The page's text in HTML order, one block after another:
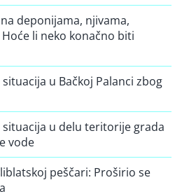
deponijama, njivama,
li neko konačno biti
u Bačkoj Palanci zbog
u delu teritorije grada
vode
peščari: Proširio se